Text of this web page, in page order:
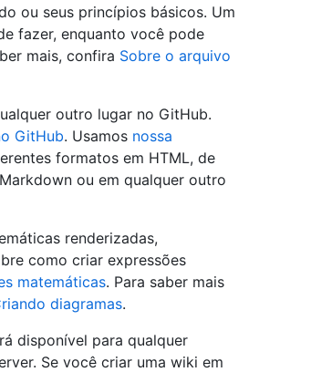
ou seus princípios básicos. Um
fazer, enquanto você pode
mais, confira Sobre o arquivo
outro lugar no GitHub.
GitHub. Usamos nossa
formatos em HTML, de
ou em qualquer outro
renderizadas,
como criar expressões
matemáticas. Para saber mais
diagramas.
disponível para qualquer
Se você criar uma wiki em